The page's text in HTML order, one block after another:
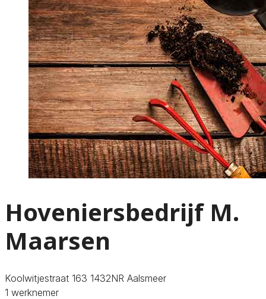
Hoveniersbedrijf M.
Maarsen
Koolwitjestraat 163 1432NR Aalsmeer
1 werknemer